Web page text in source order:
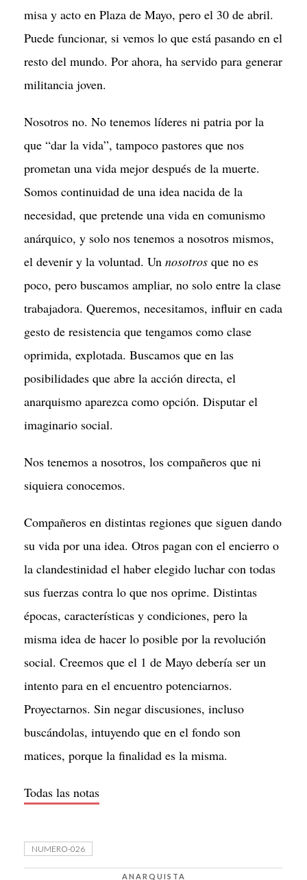
misa y acto en Plaza de Mayo, pero el 30 de abril.
Puede funcionar, si vemos lo que está pasando en el
resto del mundo. Por ahora, ha servido para generar
militancia joven.
Nosotros no. No tenemos líderes ni patria por la
que “dar la vida”, tampoco pastores que nos
prometan una vida mejor después de la muerte.
Somos continuidad de una idea nacida de la
necesidad, que pretende una vida en comunismo
anárquico, y solo nos tenemos a nosotros mismos,
el devenir y la voluntad. Un nosotros que no es
poco, pero buscamos ampliar, no solo entre la clase
trabajadora. Queremos, necesitamos, influir en cada
gesto de resistencia que tengamos como clase
oprimida, explotada. Buscamos que en las
posibilidades que abre la acción directa, el
anarquismo aparezca como opción. Disputar el
imaginario social.
Nos tenemos a nosotros, los compañeros que ni
siquiera conocemos.
Compañeros en distintas regiones que siguen dando
su vida por una idea. Otros pagan con el encierro o
la clandestinidad el haber elegido luchar con todas
sus fuerzas contra lo que nos oprime. Distintas
épocas, características y condiciones, pero la
misma idea de hacer lo posible por la revolución
social. Creemos que el 1 de Mayo debería ser un
intento para en el encuentro potenciarnos.
Proyectarnos. Sin negar discusiones, incluso
buscándolas, intuyendo que en el fondo son
matices, porque la finalidad es la misma.
Todas las notas
NUMERO-026
ANARQUISTA